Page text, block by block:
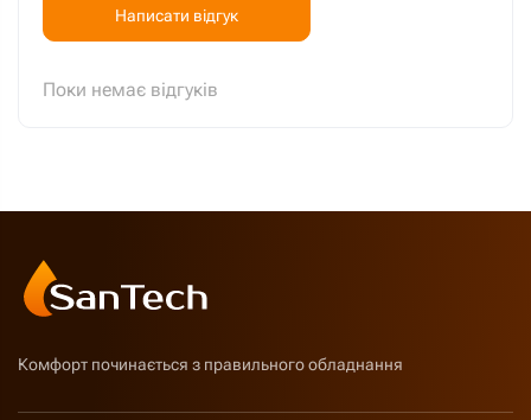
Написати відгук
Поки немає відгуків
Комфорт починається з правильного обладнання